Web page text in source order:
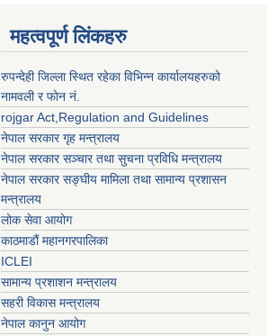
महत्वपूर्ण लिंकहरु
रुपन्देही जिल्ला स्थित रहेका विभिन्न कार्यालयहरुको
नामवली र फाेन न‌ं.
rojgar Act,Regulation and Guidelines
नेपाल सरकार गृह मन्त्रालय
नेपाल सरकार सञ्चार तथा सुचना प्रविधि मन्त्रालय
नेपाल सरकार सङ्घीय मामिला तथा सामान्य प्रशासन
मन्त्रालय
लोक सेवा आयोग
काठमाडौं महानगरपालिका
ICLEI
सामान्य प्रशाशन मन्त्रालय
सहरी विकास मन्त्रालय
नेपाल कानुन आयोग